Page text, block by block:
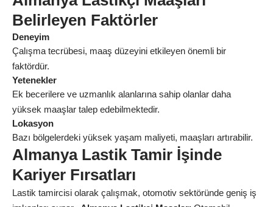
Belirleyen Faktörler
Deneyim
Çalışma tecrübesi, maaş düzeyini etkileyen önemli bir
faktördür.
Yetenekler
Ek becerilere ve uzmanlık alanlarına sahip olanlar daha
yüksek maaşlar talep edebilmektedir.
Lokasyon
Bazı bölgelerdeki yüksek yaşam maliyeti, maaşları artırabilir.
Almanya Lastik Tamir İşinde
Kariyer Fırsatları
Lastik tamircisi olarak çalışmak, otomotiv sektöründe geniş iş